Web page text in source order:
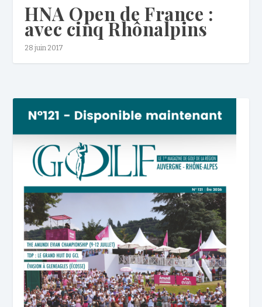
HNA Open de France :
avec cinq Rhônalpins
28 juin 2017